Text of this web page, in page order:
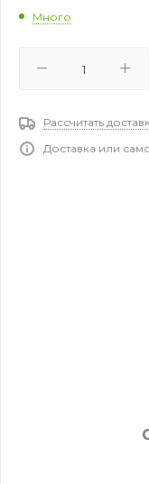
Много
Рассчитать
Доставка или